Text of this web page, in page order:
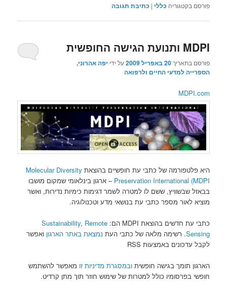
פורסם בקטגוריה כללי | כתיבת תגובה
MDPI ותנועת הגישה החופשית
פורסם בתאריך20 באפריל 2009 על ידי יפה אהרוני,
הספרייה למדעי החיים ולרפואה
MDPI.com
היא פלטפורמה של כתבי עת חופשיים בהוצאת Molecular Diversity
Preservation International (MDPI – ארגון בינלאומי שמקום מושבו
בבאזל שבשוויץ, ששם לו למטרה לשמר דגימות כימיות נדירות, ואשר
מוציא לאור מספר כתבי עת בנושאי מדע וטכנולוגיה.
כתבי עת חדשים בהוצאת MDPI הם: Sustainability, Remote
Sensing. רשימה מלאה של כתבי העת נמצאת באתר הארגוןואפשר
לקבל עדכונים באמצעות RSS
הארגון תומך בגישה חופשיתובמסגרת מדיניות זו מאפשר להשתמש
חופשי בפרסומיו כולל למטרות של שימוש חוזר תוך מתן קרדיט.